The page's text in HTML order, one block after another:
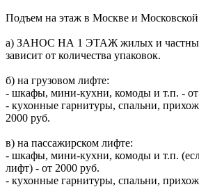
Подъем на этаж в Москве и Московской
а) ЗАНОС НА 1 ЭТАЖ жилых и частных
зависит от количества упаковок.
б) на грузовом лифте:
- шкафы, мини-кухни, комоды и т.п. - от
- кухонные гарнитуры, спальни,
2000 руб.
в) на пассажирском лифте:
- шкафы, мини-кухни, комоды и т.п.
лифт) - от 2000 руб.
- кухонные гарнитуры, спальни,